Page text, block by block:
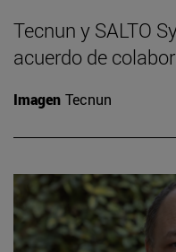
Tecnun y SALTO
acuerdo de
Imagen Tecnun